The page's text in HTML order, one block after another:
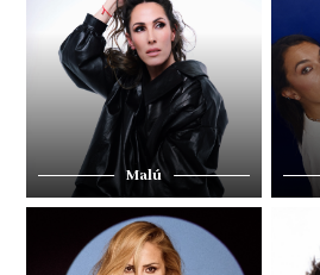
Malú